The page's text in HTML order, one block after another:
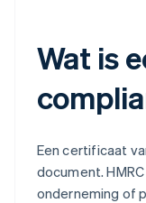
Wat is
Een certificaat
document.
onderneming of